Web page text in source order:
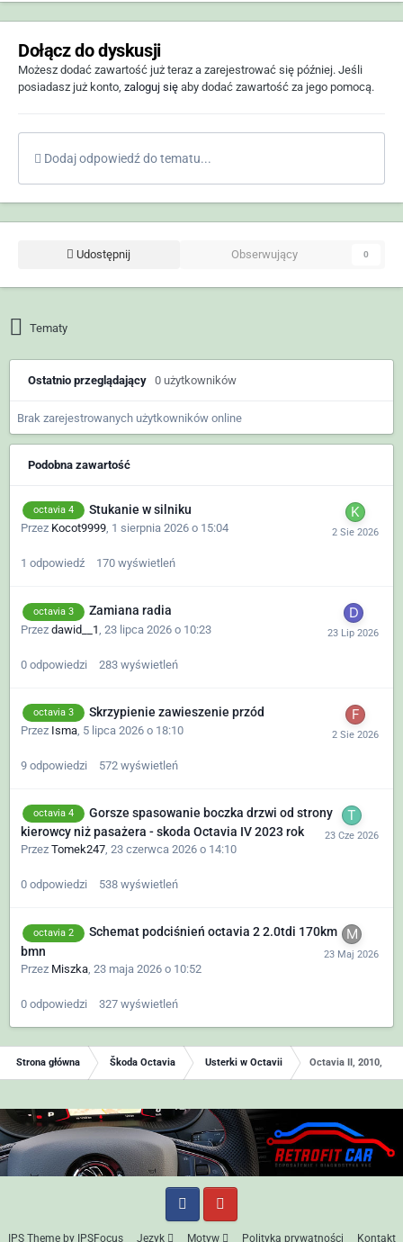
Dołącz do dyskusji
Możesz dodać zawartość już teraz a zarejestrować się później. Jeśli
posiadasz już konto, zaloguj się aby dodać zawartość za jego pomocą.
Dodaj odpowiedź do tematu...
Udostępnij Obserwujący 0
Tematy
Ostatnio przeglądający 0 użytkowników
Brak zarejestrowanych użytkowników online
Podobna zawartość
octavia 4 Stukanie w silniku
Przez Kocot9999, 1 sierpnia 2026 o 15:04
1 odpowiedź 170 wyświetleń
octavia 3 Zamiana radia
Przez dawid__1 23 lipca 2026 o 10:23
0 odpowiedzi 283 wyświetleń
octavia 3 Skrzypienie zawieszenie przód
Przez Isma, 5 lipca 2026 o 18:10
9 odpowiedzi 572 wyświetleń
octavia 4
Gorsze spasowanie boczka drzwi od strony
kierowcy niż pasażera - skoda Octavia IV 2023 rok
Przez Tomek247, 23 czerwca 2026 o 14:10
0 odpowiedzi 538 wyświetleń
octavia 2
Schemat podciśnień octavia 2 2.0tdi 170km
bmn
Przez Miszka 23 maja 2026 o 10:52
0 odpowiedzi 327 wyświetleń
Strona główna Škoda Octavia Usterki w Octavii Octavia II, 2010,
IPS Themeby IPSFocus Język Motyw Polityka prywatności Kontakt